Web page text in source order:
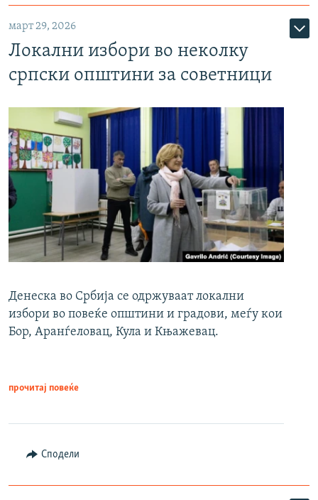
март 29, 2026
Локални избори во неколку
српски општини за советници
Денеска во Србија се одржуваат локални
избори во повеќе општини и градови, меѓу кои
Бор, Аранѓеловац, Кула и Књажевац.
прочитај повеќе
Сподели